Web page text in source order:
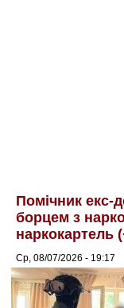
Помічник екс-
борцем з
наркокартель
Ср, 08/07/2026 - 19:17